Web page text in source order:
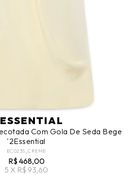
Com Gola De Seda Bege
'2Essential
EC023S_CREME
R$ 468,00
5 X R$ 93,60